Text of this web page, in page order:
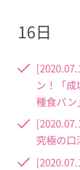
16日
ン！「
種食パン」
究極の口